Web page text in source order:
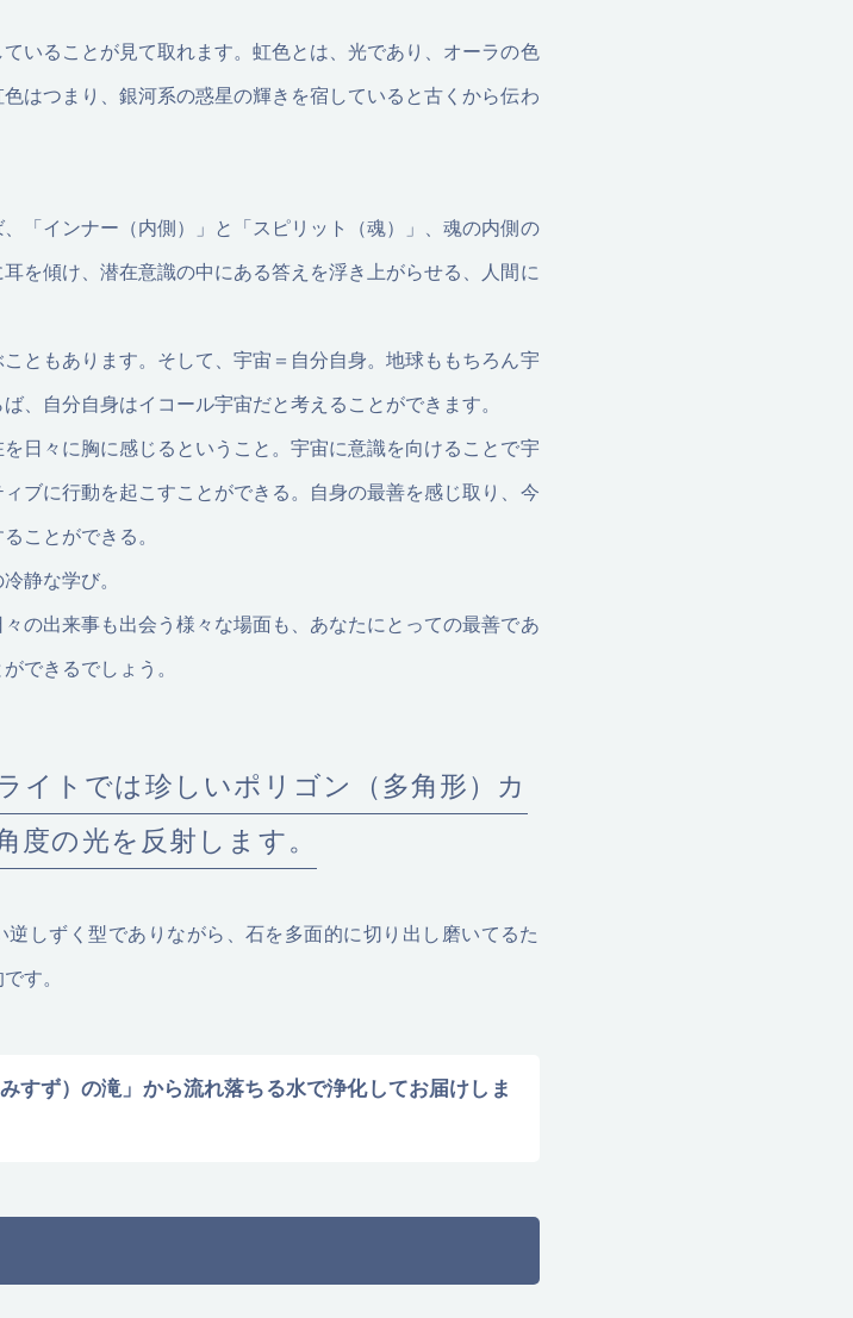
いることが見て取れます。虹色とは、光であり、オーラの色
はつまり、銀河系の惑星の輝きを宿していると古くから伝わ
「インナー（内側）」と「スピリット（魂）」、魂の内側の
を傾け、潜在意識の中にある答えを浮き上がらせる、人間に
ともあります。そして、宇宙＝自分自身。地球ももちろん宇
、自分自身はイコール宇宙だと考えることができます。
日々に胸に感じるということ。宇宙に意識を向けることで宇
ブに行動を起こすことができる。自身の最善を感じ取り、今
ことができる。
静な学び。
の出来事も出会う様々な場面も、あなたにとっての最善であ
できるでしょう。
イトでは珍しいポリゴン（多角形）カ
度の光を反射します。
しずく型でありながら、石を多面的に切り出し磨いてるた
す。
すず）の滝」から流れ落ちる水で浄化してお届けしま